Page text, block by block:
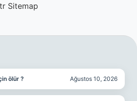
Sitemap
ölür ? Ağustos 10, 2026